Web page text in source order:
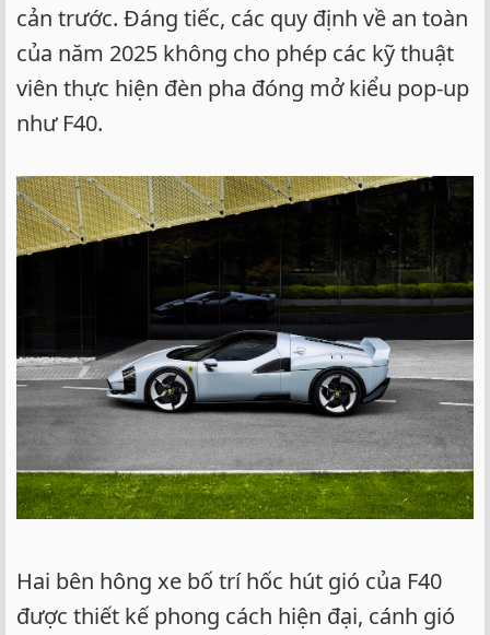
cản trước. Đáng tiếc, các quy định về an toàn
của năm 2025 không cho phép các kỹ thuật
viên thực hiện đèn pha đóng mở kiểu pop-up
như F40.
Hai bên hông xe bố trí hốc hút gió của F40
được thiết kế phong cách hiện đại, cánh gió